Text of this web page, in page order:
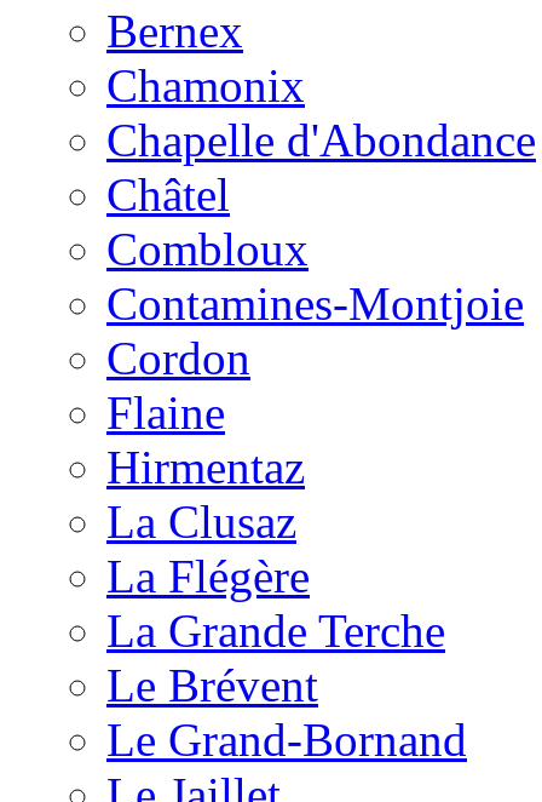
Bernex
Chamonix
Chapelle d'Abondance
Châtel
Combloux
Contamines-Montjoie
Cordon
Flaine
Hirmentaz
La Clusaz
La Flégère
La Grande Terche
Le Brévent
Le Grand-Bornand